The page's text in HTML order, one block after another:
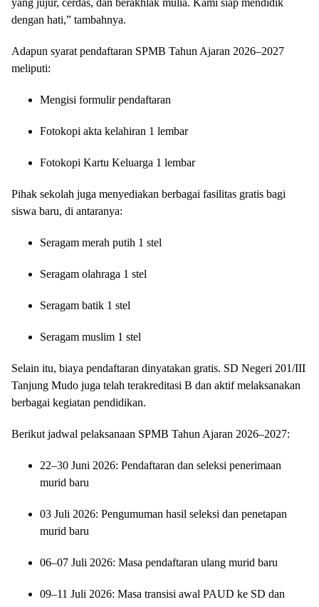
dengan hati,” tambahnya.
Adapun syarat pendaftaran SPMB Tahun Ajaran 2026–2027
meliputi:
Mengisi formulir pendaftaran
Fotokopi akta kelahiran 1 lembar
Fotokopi Kartu Keluarga 1 lembar
Pihak sekolah juga menyediakan berbagai fasilitas gratis bagi
siswa baru, di antaranya:
Seragam merah putih 1 stel
Seragam olahraga 1 stel
Seragam batik 1 stel
Seragam muslim 1 stel
Selain itu, biaya pendaftaran dinyatakan gratis. SD Negeri 201/III
Tanjung Mudo juga telah terakreditasi B dan aktif melaksanakan
berbagai kegiatan pendidikan.
Berikut jadwal pelaksanaan SPMB Tahun Ajaran 2026–2027:
22–30 Juni 2026: Pendaftaran dan seleksi penerimaan
murid baru
03 Juli 2026: Pengumuman hasil seleksi dan penetapan
murid baru
06–07 Juli 2026: Masa pendaftaran ulang murid baru
09–11 Juli 2026: Masa transisi awal PAUD ke SD dan